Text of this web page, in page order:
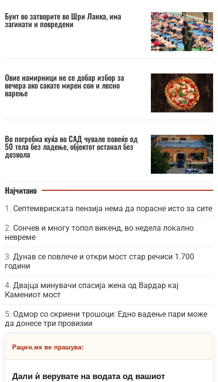
Бунт во затворите во Шри Ланка, има
загинати и повредени
Овие намирници не се добар избор за
вечера ако сакате мирен сон и лесно
варење
Во погребна куќа во САД чувале повеќе од
50 тела без ладење, објектот останал без
дозвола
Најчитано
Септемвриската пензија нема да порасне исто за сите
Сончев и многу топол викенд, во недела локално
невреме
Дунав се повлече и откри мост стар речиси 1.700
години
Двајца минувачи спасија жена од Вардар кај
Камениот мост
Одмор со скриени трошоци: Едно вадење пари може
да донесе три провизии
Рацин.мк ве прашува:
Дали ѝ верувате на водата од вашиот